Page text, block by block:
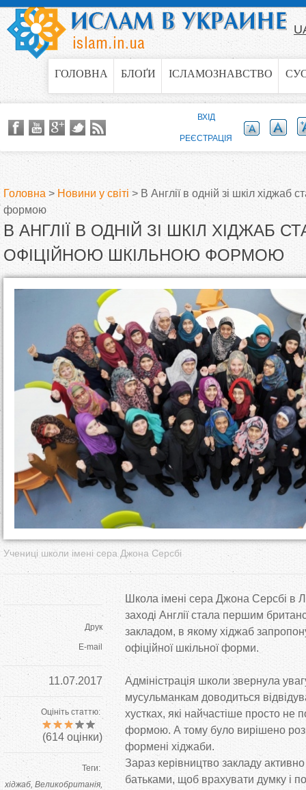
Jump to navigation
ГОЛОВНА БЛОҐИ ІСЛАМОЗНАВСТВО
В
и
є
Головна > Новини у світі > В Англії в одній зі шкіл хіджаб
формою
В АНГЛІЇ В ОДНІЙ ЗІ ШКІЛ ХІДЖАБ
ОФІЦІЙНОЮ ШКІЛЬНОЮ ФОРМОЮ
Учениці школи імені сера Джона Серсбі
Друк
E-mail
11.07.2017
Оцініть статтю:
(614 оцінки)
Теги:
хіджаб Великобританія
Школа імені сера Джона Серсбі в
заході Англії стала першим
закладом, в якому хіджаб
офіційної шкільної форми.
Адміністрація школи звернула
мусульманкам доводиться
хустках, які найчастіше просто не
формою. А тому було вирішено
формені хіджаби.
Зараз керівництво закладу
батьками, щоб врахувати думку і
ВХІД
РЕЄСТРАЦІЯ